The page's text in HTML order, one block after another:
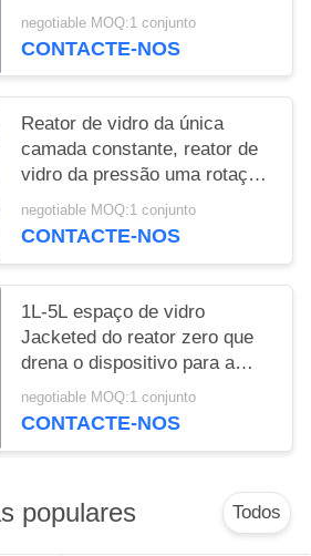
alimentação conveniente
negotiable MOQ:1 conjunto
CONTACTE-NOS
Reator de vidro da única
camada constante, reator de
vidro da pressão uma rotação
de 120 graus
negotiable MOQ:1 conjunto
CONTACTE-NOS
1L-5L espaço de vidro
Jacketed do reator zero que
drena o dispositivo para a
reação sintética
negotiable MOQ:1 conjunto
CONTACTE-NOS
populares Todos